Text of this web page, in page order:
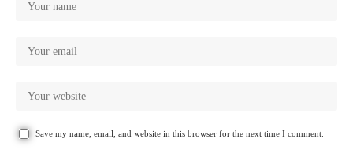
Save my name, email, and website in this browser for the next time I comment.